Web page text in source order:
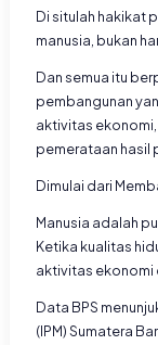
Di situlah hakikat
manusia, bukan
Dan semua itu
pembangunan
aktivitas
pemerataan hasil
Dimulai dari
Manusia adalah
Ketika kualitas
aktivitas ekonomi
Data BPS
(IPM) Sumatera